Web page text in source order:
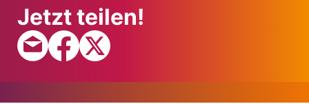
Jetzt teilen!